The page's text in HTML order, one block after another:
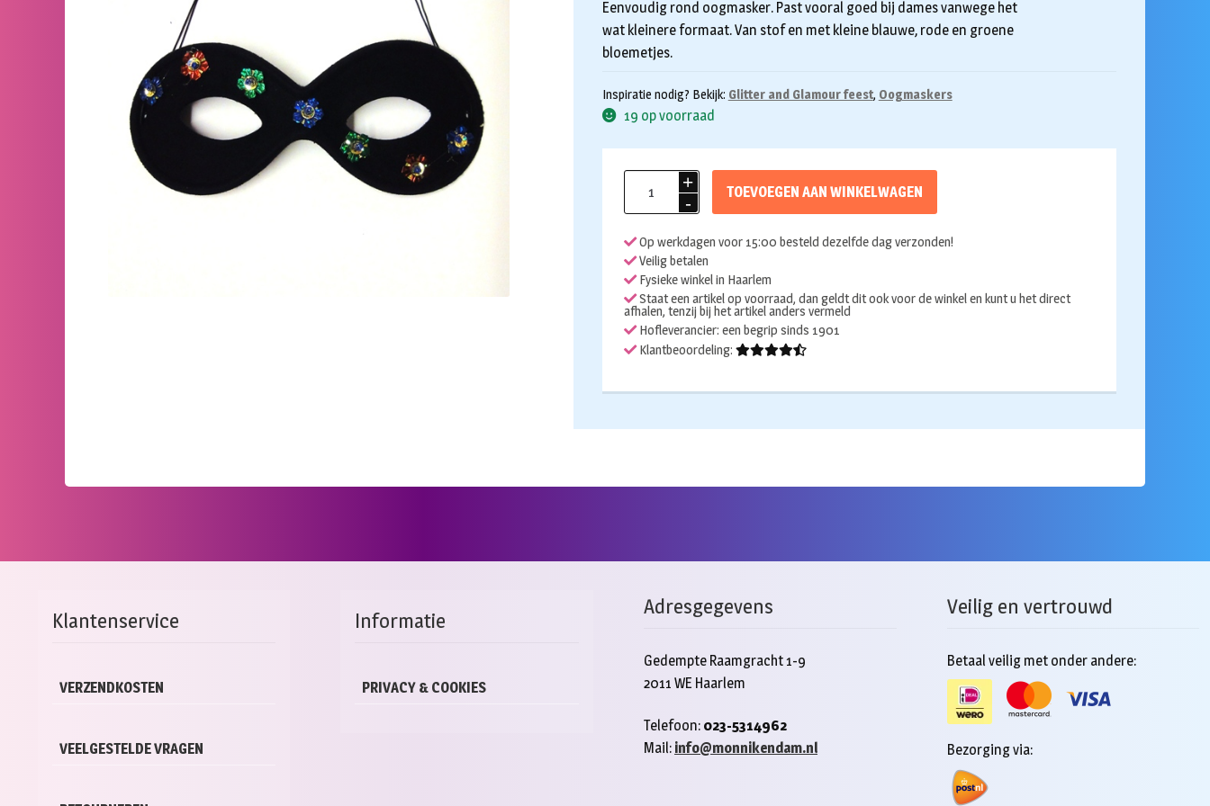
Eenvoudig rond oogmasker. Past vooral goed bij dames vanwege het
wat kleinere formaat. Van stof en met kleine blauwe, rode en groene
bloemetjes.
Inspiratie nodig? Bekijk: Glitter and Glamour feest, Oogmaskers
19 op voorraad
Oogmasker
Farfalla
bloemen
aantal
TOEVOEGEN AAN WINKELWAGEN
Op werkdagen voor 15:00 besteld dezelfde dag verzonden!
Veilig betalen
Fysieke winkel in Haarlem
Staat een artikel op voorraad, dan geldt dit ook voor de winkel en kunt u het direct
afhalen, tenzij bij het artikel anders vermeld
Hofleverancier: een begrip sinds 1901
Klantbeoordeling:
Klantenservice
VERZENDKOSTEN
VEELGESTELDE VRAGEN
Informatie
PRIVACY & COOKIES
Adresgegevens
Gedempte Raamgracht 1-9
2011 WE Haarlem
Telefoon: 023-5314962
Mail: info@monnikendam.nl
Veilig en vertrouwd
Betaal veilig met onder andere:
Bezorging via: